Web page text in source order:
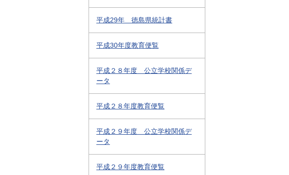
平成29年 徳島県統計書
平成30年度教育便覧
平成２８年度 公立学校関係デ
ータ
平成２８年度教育便覧
平成２９年度 公立学校関係デ
ータ
平成２９年度教育便覧